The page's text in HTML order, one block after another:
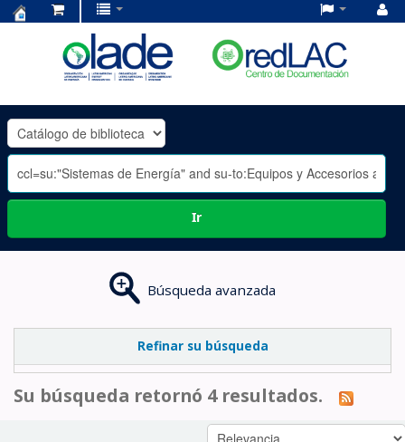
OLADE
-
Ir
Búsqueda avanzada
Refinar su búsqueda
Su búsqueda retornó 4 resultados.